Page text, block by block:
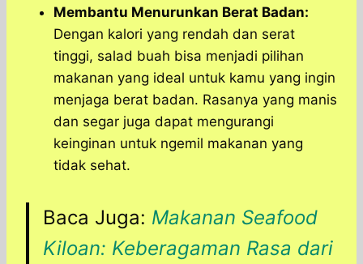
Membantu Menurunkan Berat Badan:
Dengan kalori yang rendah dan serat
tinggi, salad buah bisa menjadi pilihan
makanan yang ideal untuk kamu yang ingin
menjaga berat badan. Rasanya yang manis
dan segar juga dapat mengurangi
keinginan untuk ngemil makanan yang
tidak sehat.
Baca Juga: Makanan Seafood
Kiloan: Keberagaman Rasa dari